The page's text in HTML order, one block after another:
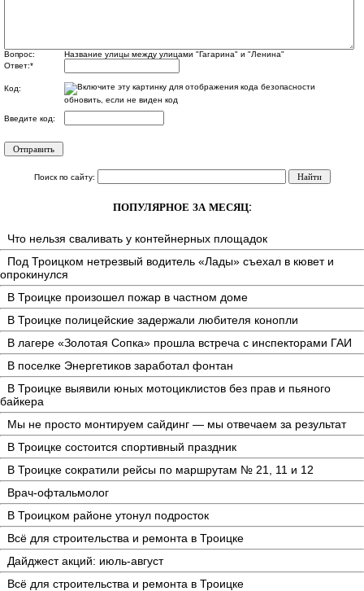
Вопрос:
Название улицы между улицами "Гагарина" и "Ленина"
Ответ:*
Код:
обновить, если не виден код
Введите код:
Поиск по сайту:
ПОПУЛЯРНОЕ ЗА МЕСЯЦ:
Что нельзя сваливать у контейнерных площадок
Под Троицком нетрезвый водитель «Лады» съехал в кювет и
опрокинулся
В Троицке произошел пожар в частном доме
В Троицке полицейские задержали любителя конопли
В лагере «Золотая Сопка» прошла встреча с инспекторами ГАИ
В поселке Энергетиков заработал фонтан
В Троицке выявили юных мотоциклистов без прав и пьяного
байкера
Мы не просто монтируем сайдинг — мы отвечаем за результат
В Троицке состоится спортивный праздник
В Троицке сократили рейсы по маршрутам № 21, 11 и 12
Врач-офтальмолог
В Троицком районе утонул подросток
Всё для строительства и ремонта в Троицке
Дайджест акций: июль-август
Всё для строительства и ремонта в Троицке